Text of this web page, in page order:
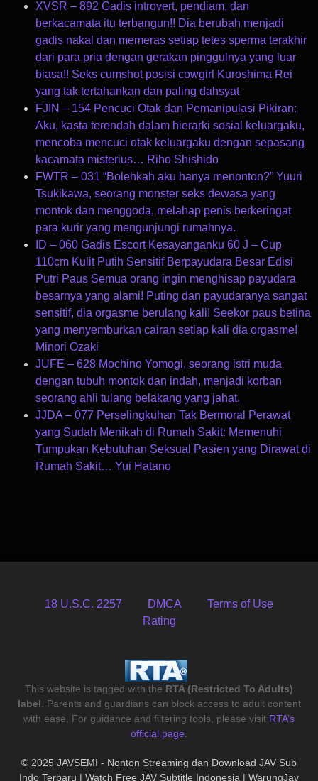
XVSR – 892 Gadis introvert, pendiam, dan
berkacamata itu terbangun!! Dia berubah menjadi
gadis nakal dan memeras setiap tetes sperma terakhir
dari para pria dengan gerakan pinggulnya yang luar
biasa!! Seks cumshot posisi cowgirl Kuroshima Rei
yang tak tertahankan dan paling dahsyat
FJIN – 154 Pencuci Otak dan Pemanipulasi Pikiran:
Aku, kasta terendah dalam hierarki sosial keluargaku,
mencoba mencuci otak keluargaku dengan sepasang
kacamata misterius… Riho Shishido
FWTR – 031 “Bolehkah aku hanya menonton?” Yuuri
Tsukikawa, seorang monster seks dewasa yang
montok dan menggoda, melahap penis berkeringat
para kurir yang mengunjungi rumahnya.
ID – 060 Gadis Escort Kesayanganku 60 J – Cup
110cm Kulit Putih Sensitif Berpayudara Besar Edisi
Putri Paus Semua orang ingin menghisap payudara
besarnya yang alami! Puting dan payudaranya sangat
sensitif, dia orgasme berulang kali! Seekor paus betina
yang menyemburkan cairan setiap kali dia orgasme!
Minori Ozaki
JUFE – 628 Mochino Yomogi, seorang istri muda
dengan tubuh montok dan indah, menjadi korban
seorang ahli tulang belakang yang jahat.
JJDA – 077 Perselingkuhan Tak Bermoral Perawat
yang Sudah Menikah di Rumah Sakit: Memenuhi
Tumpukan Kebutuhan Seksual Pasien yang Dirawat di
Rumah Sakit… Yui Hatano
18 U.S.C. 2257 DMCA
Terms of Use
Rating
This website is tagged with the RTA (Restricted To Adults)
label. Parents and guardians can block access to adult content
with ease. For guidance and filtering tools, please visit RTA’s
official page.
© 2025 JAVSEMI - Nonton Streaming dan Download JAV Sub
Indo Terbaru | Watch Free JAV Subtitle Indonesia | WarungJav